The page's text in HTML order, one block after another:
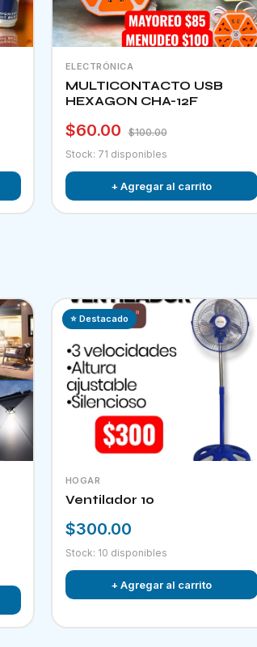
ELECTRÓNICA
MULTICONTACTO USB
HEXAGON CHA-12F
$60.00
$100.00
Stock: 71 disponibles
+ Agregar al carrito
⭐ Destacado
HOGAR
Ventilador 10
$300.00
Stock: 10 disponibles
+ Agregar al carrito